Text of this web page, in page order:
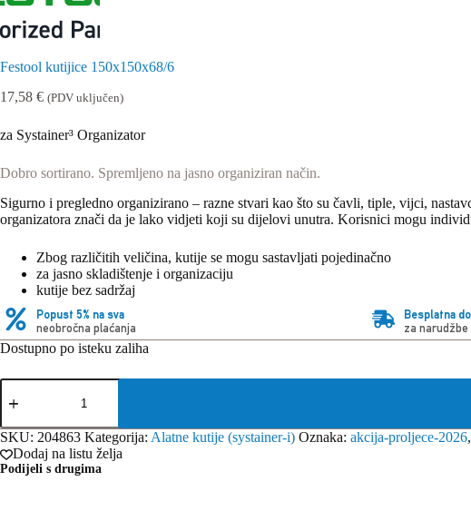
Festool kutijice 150x150x68/6
17,58 € (PDV uključen)
za Systainer³ Organizator
Dobro sortirano. Spremljeno na jasno organiziran način.
Sigurno i pregledno organizirano – razne stvari kao što su čavli, tiple, vijci,
organizatora znači da je lako vidjeti koji su dijelovi unutra. Korisnici mogu
Zbog različitih veličina, kutije se mogu sastavljati pojedinačno
za jasno skladištenje i organizaciju
kutije bez sadržaj
Popust 5% na sva
neobročna plaćanja
Besplatna
za
Dostupno po isteku zaliha
Festool
kutijice
količina
SKU: 204863 Kategorija: Alatne kutije (systainer-i) Oznaka: akcija-proljece-2026,
Dodaj na listu želja
Podijeli s drugima